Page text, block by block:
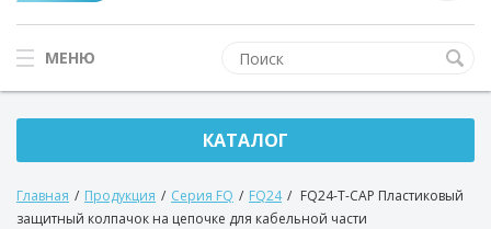
МЕНЮ
КАТАЛОГ
Главная / Продукция / Серия FQ / FQ24 / FQ24-T-CAP Пластиковый
защитный колпачок на цепочке для кабельной части